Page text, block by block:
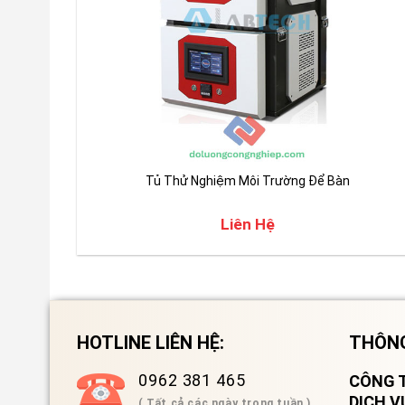
Tủ Thử Nghiệm Môi Trường Để Bàn
Liên Hệ
HOTLINE LIÊN HỆ:
0962 381 465
CÔNG